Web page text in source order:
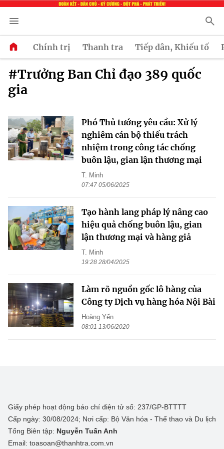
Chính trị Thanh tra Tiếp dân, Khiếu tố
#Trưởng Ban Chỉ đạo 389 quốc
gia
Phó Thủ tướng yêu cầu: Xử lý
nghiêm cán bộ thiếu trách
nhiệm trong công tác chống
buôn lậu, gian lận thương mại
T. Minh
07:47 05/06/2025
Tạo hành lang pháp lý nâng cao
hiệu quả chống buôn lậu, gian
lận thương mại và hàng giả
T. Minh
19:28 28/04/2025
Làm rõ nguồn gốc lô hàng của
Công ty Dịch vụ hàng hóa Nội Bài
Hoàng Yến
08:01 13/06/2020
Giấy phép hoạt động báo chí điện tử số: 237/GP-BTTTT
Cấp ngày: 30/08/2024; Nơi cấp: Bộ Văn hóa - Thể thao và Du lịch
Tổng Biên tập: Nguyễn Tuấn Anh
Email: toasoan@thanhtra.com.vn